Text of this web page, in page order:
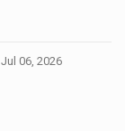
Jul 06, 2026